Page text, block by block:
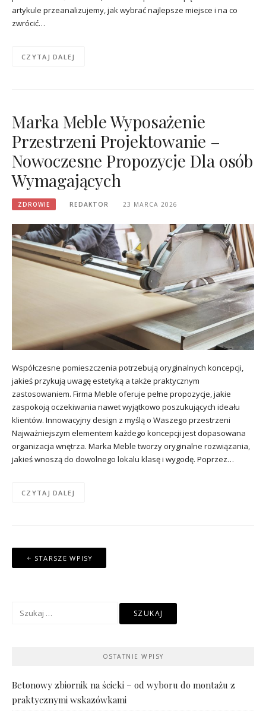
artykule przeanalizujemy, jak wybrać najlepsze miejsce i na co
zwrócić…
CZYTAJ DALEJ
Marka Meble Wyposażenie
Przestrzeni Projektowanie –
Nowoczesne Propozycje Dla osób
Wymagających
ZDROWIE REDAKTOR 23 MARCA 2026
Współczesne pomieszczenia potrzebują oryginalnych koncepcji,
jakieś przykują uwagę estetyką a także praktycznym
zastosowaniem. Firma Meble oferuje pełne propozycje, jakie
zaspokoją oczekiwania nawet wyjątkowo poszukujących ideału
klientów. Innowacyjny design z myślą o Waszego przestrzeni
Najważniejszym elementem każdego koncepcji jest dopasowana
organizacja wnętrza. Marka Meble tworzy oryginalne rozwiązania,
jakieś wnoszą do dowolnego lokalu klasę i wygodę. Poprzez…
CZYTAJ DALEJ
Nawigacja
po
STARSZE WPISY
Szukaj:
OSTATNIE WPISY
Betonowy zbiornik na ścieki – od wyboru do montażu z
praktycznymi wskazówkami